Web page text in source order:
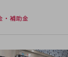
有
・補助金